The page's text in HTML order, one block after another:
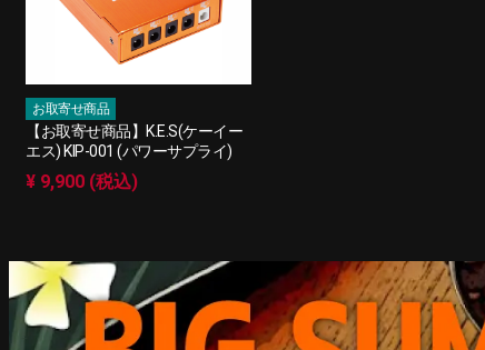
お取寄せ商品
【お取寄せ商品】K.E.S(ケーイー
エス) KIP-001 (パワーサプライ)
¥ 9,900 (税込)